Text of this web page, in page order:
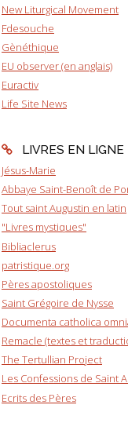
New Liturgical Movement
Fdesouche
Gènéthique
EU observer (en anglais)
Euractiv
Life Site News
LIVRES EN LIGNE
Jésus-Marie
Abbaye Saint-Benoît de
Tout saint Augustin en latin
"Livres mystiques"
Bibliaclerus
patristique.org
Pères apostoliques
Saint Grégoire de Nysse
Documenta catholica
Remacle (textes et
The Tertullian Project
Les Confessions de Saint
Ecrits des Pères